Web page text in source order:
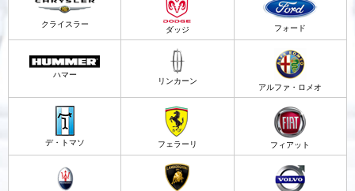
クライスラー ダッジ フォード
ハマー
リンカーン
アルファ・ロメオ
デ・トマソ フェラーリ フィアット